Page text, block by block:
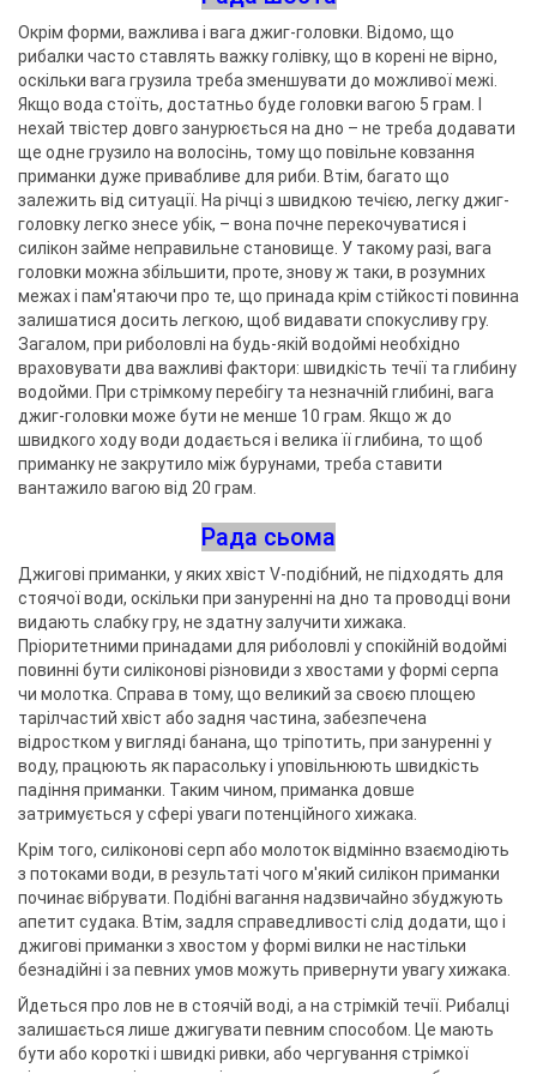
Окрім форми, важлива і вага джиг-головки. Відомо, що
рибалки часто ставлять важку голівку, що в корені не вірно,
оскільки вага грузила треба зменшувати до можливої ​​межі.
Якщо вода стоїть, достатньо буде головки вагою 5 грам. І
нехай твістер довго занурюється на дно – не треба додавати
ще одне грузило на волосінь, тому що повільне ковзання
приманки дуже привабливе для риби. Втім, багато що
залежить від ситуації. На річці з швидкою течією, легку джиг-
головку легко знесе убік, – вона почне перекочуватися і
силікон займе неправильне становище. У такому разі, вага
головки можна збільшити, проте, знову ж таки, в розумних
межах і пам'ятаючи про те, що принада крім стійкості повинна
залишатися досить легкою, щоб видавати спокусливу гру.
Загалом, при риболовлі на будь-якій водоймі необхідно
враховувати два важливі фактори: швидкість течії та глибину
водойми. При стрімкому перебігу та незначній глибині, вага
джиг-головки може бути не менше 10 грам. Якщо ж до
швидкого ходу води додається і велика її глибина, то щоб
приманку не закрутило між бурунами, треба ставити
вантажило вагою від 20 грам.
Рада сьома
Джигові приманки, у яких хвіст V-подібний, не підходять для
стоячої води, оскільки при зануренні на дно та проводці вони
видають слабку гру, не здатну залучити хижака.
Пріоритетними принадами для риболовлі у спокійній водоймі
повинні бути силіконові різновиди з хвостами у формі серпа
чи молотка. Справа в тому, що великий за своєю площею
тарілчастий хвіст або задня частина, забезпечена
відростком у вигляді банана, що тріпотить, при зануренні у
воду, працюють як парасольку і уповільнюють швидкість
падіння приманки. Таким чином, приманка довше
затримується у сфері уваги потенційного хижака.
Крім того, силіконові серп або молоток відмінно взаємодіють
з потоками води, в результаті чого м'який силікон приманки
починає вібрувати. Подібні вагання надзвичайно збуджують
апетит судака. Втім, задля справедливості слід додати, що і
джигові приманки з хвостом у формі вилки не настільки
безнадійні і за певних умов можуть привернути увагу хижака.
Йдеться про лов не в стоячій воді, а на стрімкій течії. Рибалці
залишається лише джигувати певним способом. Це мають
бути або короткі і швидкі ривки, або чергування стрімкої